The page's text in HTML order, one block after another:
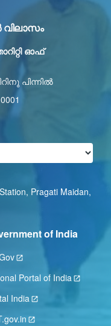
ഓഫ്
പിന്നിൽ
Pragati Maidan,
of India
Portal of India
India